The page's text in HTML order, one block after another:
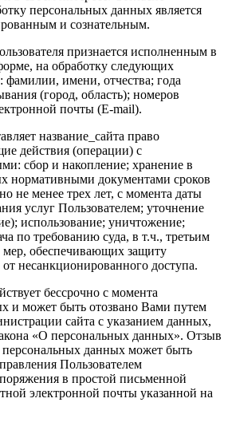
персональных данных является
и сознательным.
признается исполненным в
на обработку следующих
имени, отчества; года
(город, область); номеров
почты (E-mail).
название_сайта право
действия (операции) с
сбор и накопление; хранение в
нормативными документами сроков
не менее трех лет, с момента даты
услуг Пользователем; уточнение
использование; уничтожение;
по требованию суда, в т.ч., третьим
обеспечивающих защиту
несанкционированного доступа.
бессрочно с момента
и может быть отозвано Вами путем
сайта с указанием данных,
«О персональных данных». Отзыв
персональных данных может быть
Пользователем
в простой письменной
электронной почты указанной на